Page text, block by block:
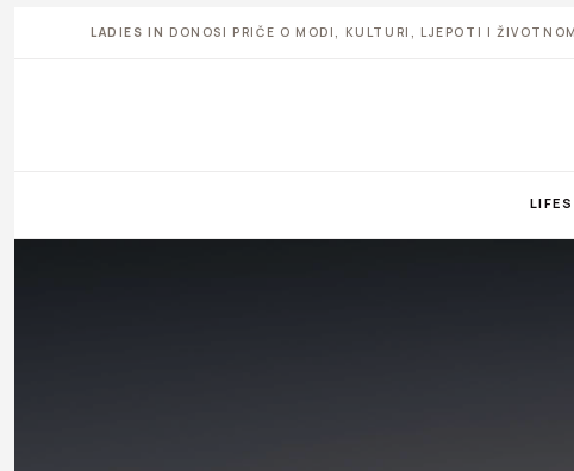
LADIES IN DONOSI PRIČE O MODI, KULTURI, LJEPOTI I